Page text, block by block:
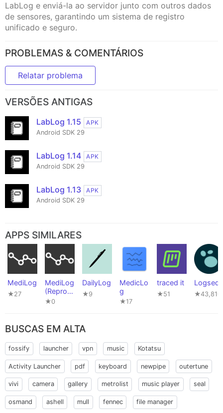
LabLog e enviá-la ao servidor junto com outros dados
de sensores, garantindo um sistema de registro
unificado e seguro.
PROBLEMAS & COMENTÁRIOS
Relatar problema
VERSÕES ANTIGAS
LabLog 1.15
APK
Android SDK 29
LabLog 1.14
APK
Android SDK 29
LabLog 1.13
APK
Android SDK 29
APPS SIMILARES
MediLog
★27
MediLog
(Reprod
ucible
★0
DailyLog
★9
MedicLo
g
★17
traced it
★51
Logseq
★43,810
BUSCAS EM ALTA
fossify launcher vpn music Kotatsu
Activity Launcher pdf keyboard newpipe outertune
vivi camera gallery metrolist music player seal
osmand ashell mull fennec file manager